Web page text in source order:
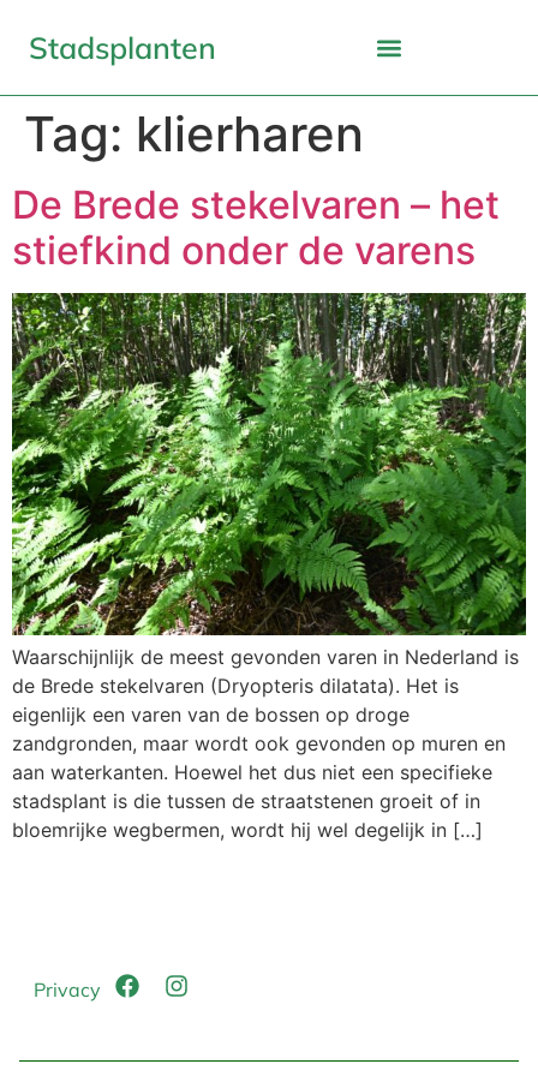
Stadsplanten
Tag: klierharen
De Brede stekelvaren – het
stiefkind onder de varens
Waarschijnlijk de meest gevonden varen in Nederland is
de Brede stekelvaren (Dryopteris dilatata). Het is
eigenlijk een varen van de bossen op droge
zandgronden, maar wordt ook gevonden op muren en
aan waterkanten. Hoewel het dus niet een specifieke
stadsplant is die tussen de straatstenen groeit of in
bloemrijke wegbermen, wordt hij wel degelijk in […]
Privacy